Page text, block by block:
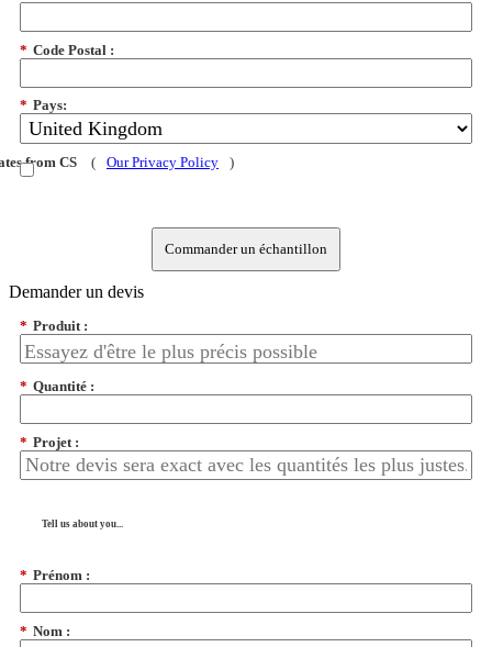
* Code Postal :
* Pays:
from CS ( Our Privacy Policy )
Commander un échantillon
Demander un devis
* Produit :
* Quantité :
* Projet :
Tell us about you...
* Prénom :
* Nom :